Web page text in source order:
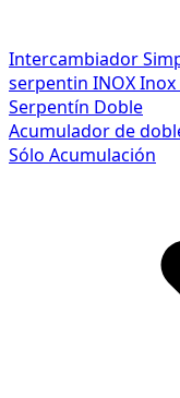
Intercambiador
serpentin INOXInox
Serpentín Doble
Acumulador de
Sólo Acumulación